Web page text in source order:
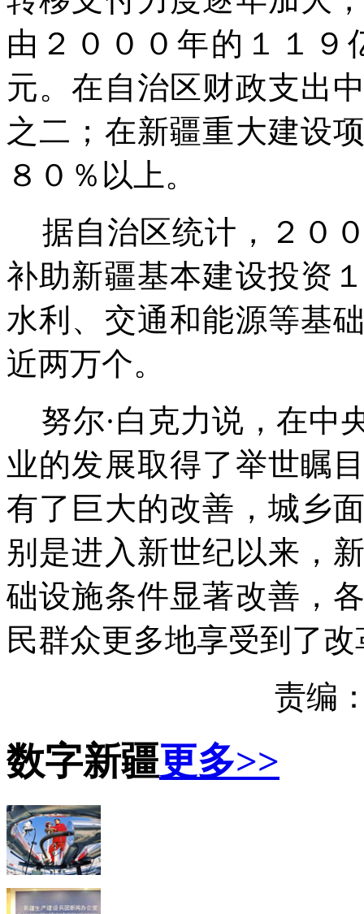
由２０００年的１１９
元。在自治区财政支出
之二；在新疆重大建设
８０％以上。
据自治区统计，２０
补助新疆基本建设投资
水利、交通和能源等基
近两万个。
努尔·白克力说，在中
业的发展取得了举世瞩
有了巨大的改善，城乡
别是进入新世纪以来，
础设施条件显著改善，
民群众更多地享受到了
责编
数字新疆更多>>